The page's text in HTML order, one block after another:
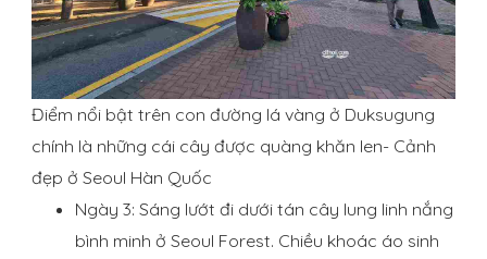
Điểm nổi bật trên con đường lá vàng ở Duksugung
chính là những cái cây được quàng khăn len- Cảnh
đẹp ở Seoul Hàn Quốc
Ngày 3: Sáng lướt đi dưới tán cây lung linh nắng
bình minh ở Seoul Forest. Chiều khoác áo sinh